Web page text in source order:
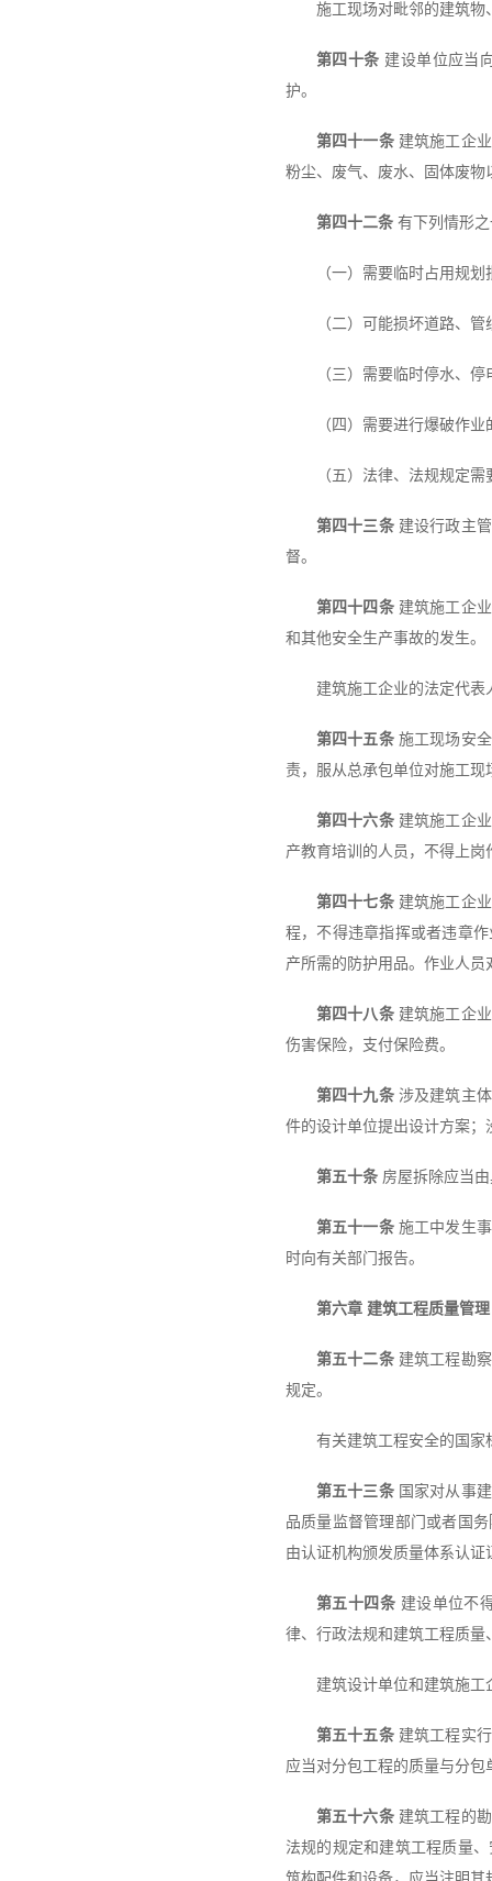
施工现场对毗邻的建筑物
第四十条 建设单位应当
护。
第四十一条建筑施工企
粉尘、废气、废水、固体废
第四十二条 有下列情形
（一）需要临时占用规
（二）可能损坏道路、
（三）需要临时停水、
（四）需要进行爆破作业
（五）法律、法规规定
第四十三条建设行政主
督。
第四十四条建筑施工企
和其他安全生产事故的发生。
建筑施工企业的法定代
第四十五条施工现场安
责，服从总承包单位对施工现
第四十六条建筑施工企
产教育培训的人员，不得上岗
第四十七条建筑施工企
程，不得违章指挥或者违章
产所需的防护用品。作业人
第四十八条建筑施工企
伤害保险，支付保险费。
第四十九条涉及建筑主
件的设计单位提出设计方案
第五十条 房屋拆除应当
第五十一条施工中发生
时向有关部门报告。
第六章 建筑工程质量管理
第五十二条建筑工程勘
规定。
有关建筑工程安全的国家
第五十三条国家对从事
品质量监督管理部门或者国
由认证机构颁发质量体系认证
第五十四条 建设单位不
律、行政法规和建筑工程质
建筑设计单位和建筑施
第五十五条建筑工程实
应当对分包工程的质量与分
第五十六条建筑工程的
法规的规定和建筑工程质量